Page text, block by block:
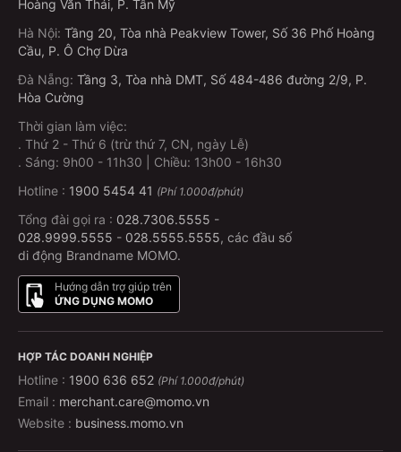
Vui lòng kiểm tra lại giá vé chính xác ngay tại bước
đặt vé để có thông tin chuẩn nhất.
Các ưu đãi và giá vé đặc biệt
Happy Day (Thứ 3): Rạp Beta thường có ưu đãi
đồng giá vé cho tất cả các đối tượng, với mức giá
hấp dẫn khoảng 45.000 VNĐ.
Giá vé theo suất chiếu: Giá vé có thể rẻ hơn vào
các suất chiếu sớm (trước 10h) hoặc suất chiếu
muộn (sau 22h).
Giá vé 3D: Vé xem phim 3D thường cao hơn vé 2D
từ 20.000 - 30.000 VNĐ tùy từng rạp.
Để có thông tin giá vé chính xác nhất, bạn nên kiểm
tra trực tiếp trên website của Beta Cinemas hoặc các
nền tảng đặt vé trực tuyến như MoMo trước khi đặt
Hoàng Văn Thái, P. Tân Mỹ
Hà Nội: Tầng 20, Tòa nhà Peakview Tower, Số 36 Phố Hoàng
Cầu, P. Ô Chợ Dừa
Đà Nẵng: Tầng 3, Tòa nhà DMT, Số 484-486 đường 2/9, P.
Hòa Cường
Thời gian làm việc:
. Thứ 2 - Thứ 6 (trừ thứ 7, CN, ngày Lễ)
. Sáng: 9h00 - 11h30 | Chiều: 13h00 - 16h30
Hotline : 1900 5454 41 (Phí 1.000đ/phút)
Tổng đài gọi ra : 028.7306.5555 -
028.9999.5555 - 028.5555.5555, các đầu số
di động Brandname MOMO.
Hướng dẫn trợ giúp trên
ỨNG DỤNG MOMO
HỢP TÁC DOANH NGHIỆP
Hotline : 1900 636 652 (Phí 1.000đ/phút)
Email : merchant.care@momo.vn
Website : business.momo.vn